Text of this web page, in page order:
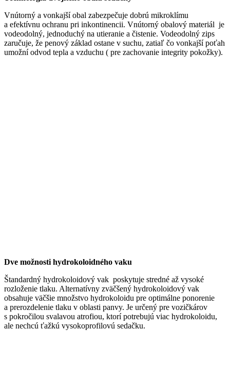
Vnútorný a vonkajší obal zabezpečuje dobrú mikroklímu
a efektívnu ochranu pri inkontinencii. Vnútorný obalový materiál je
vodeodolný, jednoduchý na utieranie a čistenie. Vodeodolný zips
zaručuje, že penový základ ostane v suchu, zatiaľ čo vonkajší poťah
umožní odvod tepla a vzduchu ( pre zachovanie integrity pokožky).
Dve možnosti hydrokoloidného vaku
Štandardný hydrokoloidový vak poskytuje stredné až vysoké
rozloženie tlaku. Alternatívny zväčšený hydrokoloidový vak
obsahuje väčšie množstvo hydrokoloidu pre optimálne ponorenie
a prerozdelenie tlaku v oblasti panvy. Je určený pre vozičkárov
s pokročilou svalavou atrofiou, ktorí potrebujú viac hydrokoloidu,
ale nechcú ťažkú vysokoprofilovú sedačku.